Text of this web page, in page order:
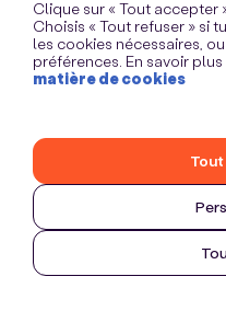
Clique sur « Tout accepter
Choisis « Tout refuser » si
les cookies nécessaires,
préférences. En savoir
matière de cookies